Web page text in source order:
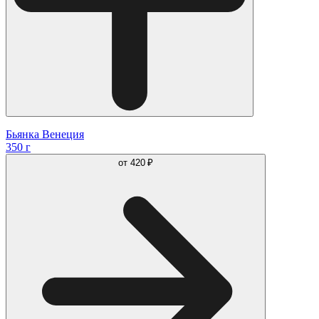
Бьянка Венеция
350 г
от 420 ₽